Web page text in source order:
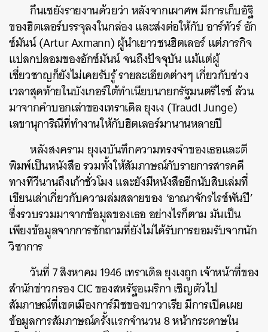
กึนเชยังรายงานด้วยว่า หลังจากเผาศพ มีการเก็บอัฐิ
ของฮิตเลอร์บรรจุลงในกล่อง และส่งต่อให้กับ อาร์ทัวร์ อัก
ซ์มันน์ (Artur Axmann) ผู้นำเยาวชนฮิตเลอร์ แต่ภารกิจ
แปลกปลอมของอักซ์มันน์ จนถึงปัจจุบัน แม้แต่ผู้
เชี่ยวชาญก็ยังไม่เคยรับรู้ รายละเอียดต่างๆ เกี่ยวกับช่วง
เวลาสุดท้ายในบังเกอร์ใต้ทำเนียบนายกรัฐมนตรีไรช์ ล้วน
มาจากคำบอกเล่าของเทราเดิล ยุงเง (Traudl Junge)
เลขานุการิณีที่ทำงานให้กับฮิตเลอร์มานานหลายปี
หลังสงคราม ยุงเงบันทึกความทรงจำของเธอและตี
พิมพ์เป็นหนังสือ รวมทั้งให้สัมภาษณ์กับรายการสารคดี
ทางทีวีนานถึงเก้าชั่วโมง และยังมีหนังสืออีกนับสิบเล่มที่
เขียนเล่าเกี่ยวกับความล่มสลายของ ‘อาณาจักรไรช์พันปี’
ซึ่งรวบรวมมาจากข้อมูลของเธอ อย่างไรก็ตาม มันเป็น
เพียงข้อมูลจากการซักถามที่ยังไม่ได้รับการยอมรับจากนัก
วิชาการ
วันที่ 7 สิงหาคม 1946 เทราเดิล ยุงเงถูกเจ้าหน้าที่ของ
สำนักข่าวกรอง CIC ของสหรัฐอเมริกา เชิญตัวไป
สัมภาษณ์ที่เขตเมืองการ์มิชของบาวาเรีย มีการเปิดเผย
ข้อมูลการสัมภาษณ์ครั้งแรกจำนวน 8 หน้ากระดาษใน